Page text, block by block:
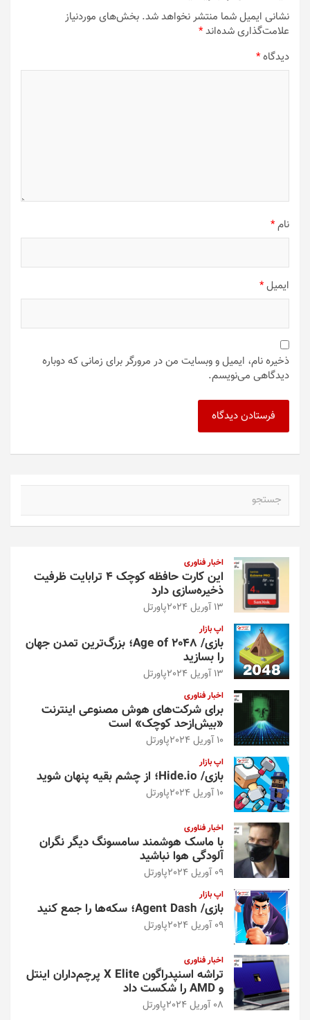
نشانی ایمیل شما منتشر نخواهد شد. بخش‌های موردنیاز
علامت‌گذاری شده‌اند*
دیدگاه*
نام*
ایمیل*
ذخیره نام، ایمیل و وبسایت من در مرورگر برای زمانی که دوباره
دیدگاهی می‌نویسم.
اخبار فناوری
این کارت حافظه کوچک ۴ ترابایت ظرفیت
ذخیره‌سازی دارد
13 آوریل 2024 پاورتل
اپ بازار
بازی/ Age of 2048؛ بزرگ‌ترین تمدن جهان
را بسازید
13 آوریل 2024 پاورتل
اخبار فناوری
برای شرکت‌های هوش مصنوعی اینترنت
«بیش‌از‌حد کوچک» است
10 آوریل 2024 پاورتل
اپ بازار
بازی/ Hide.io؛ از چشم بقیه پنهان شوید
10 آوریل 2024 پاورتل
اخبار فناوری
با ماسک هوشمند سامسونگ دیگر نگران
آلودگی هوا نباشید
09 آوریل 2024 پاورتل
اپ بازار
بازی/ Agent Dash؛ سکه‌ها را جمع کنید
09 آوریل 2024 پاورتل
اخبار فناوری
تراشه اسنپدراگون X Elite پرچم‌داران اینتل
و AMD را شکست داد
08 آوریل 2024 پاورتل